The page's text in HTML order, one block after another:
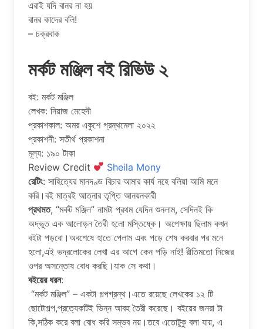
এরাই যদি বানর না হয়
বানর কাদের বলি!
– চক্রবাক
মর্কট মঞ্জিল বই রিভিউ ২
বই: মর্কট মঞ্জিল
লেখক: নিয়াজ মেহেদী
প্রকাশকাল: অমর একুশে গ্রন্থমেলা ২০২২
প্রকাশনী: সতীর্থ প্রকাশনা
মূল্য: ১৯০ টাকা
Review Credit
Sheila Mony
রেটিং: সাহিত্যের মানদণ্ড বিচার আমার কার্য নহে বলিয়া আমি মনে
করি।বই মাত্রই আত্নার তৃপ্তি আনয়নকারী
প্রথমত, “মর্কট মঞ্জিল” নামটা প্রথম যেদিন শুনলাম, সেদিনই কি
অদ্ভুত এক আলোড়ন তৈরী হলো মস্তিষ্কে। অপেক্ষায় ছিলাম কখন
বইটা পড়বো।অবশেষে হাতে পেলাম এবং পড়ে শেষ করবার পর মনে
হলো,এই ভদ্রলোকের লেখা এর আগে কেন পড়ি নাই! রীতিমতো নিজের
ওপর অসন্তোষ বোধ করছি।যাক সে কথা।
বইয়ের ধরন:
“মর্কট মঞ্জিল” – একটা গল্পগ্রন্থ।এতে রয়েছে লেখকের ১২ টি
ছোটোগল্প,প্রত্যেকটিই ভিন্ন আবহ তৈরী করেছে। বইয়ের জনরা টা
কি,সঠিক করে বলা বোধ করি সম্ভব নয়।তবে এতোটুকু বলা যায়, এ